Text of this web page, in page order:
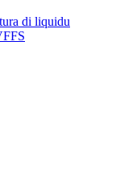
di liquidu